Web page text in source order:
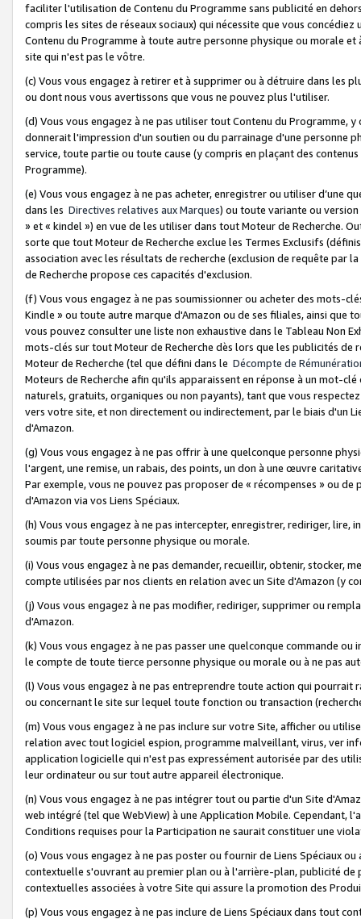
faciliter l'utilisation de Contenu du Programme sans publicité en
compris les sites de réseaux sociaux) qui nécessite que vous
Contenu du Programme à toute autre personne physique ou morale
site qui n'est pas le vôtre.
(c) Vous vous engagez à retirer et à supprimer ou à détruire dans les
ou dont nous vous avertissons que vous ne pouvez plus l'utiliser.
(d) Vous vous engagez à ne pas utiliser tout Contenu du Programme,
donnerait l'impression d'un soutien ou du parrainage d'une personne
service, toute partie ou toute cause (y compris en plaçant des
Programme).
(e) Vous vous engagez à ne pas acheter, enregistrer ou utiliser d’une
dans les Directives relatives aux Marques) ou toute variante ou
» et « kindel ») en vue de les utiliser dans tout Moteur de Recherche.
sorte que tout Moteur de Recherche exclue les Termes Exclusifs
association avec les résultats de recherche (exclusion de requête
de Recherche propose ces capacités d'exclusion.
(f) Vous vous engagez à ne pas soumissionner ou acheter des mots-
Kindle » ou toute autre marque d'Amazon ou de ses filiales, ainsi que
vous pouvez consulter une liste non exhaustive dans le Tableau Non
mots-clés sur tout Moteur de Recherche dès lors que les publicités de
Moteur de Recherche (tel que défini dans le Décompte de
Moteurs de Recherche afin qu'ils apparaissent en réponse à un mot-
naturels, gratuits, organiques ou non payants), tant que vous
vers votre site, et non directement ou indirectement, par le biais d'un
d'Amazon.
(g) Vous vous engagez à ne pas offrir à une quelconque personne
l'argent, une remise, un rabais, des points, un don à une œuvre
Par exemple, vous ne pouvez pas proposer de « récompenses » ou
d'Amazon via vos Liens Spéciaux.
(h) Vous vous engagez à ne pas intercepter, enregistrer, rediriger,
soumis par toute personne physique ou morale.
(i) Vous vous engagez à ne pas demander, recueillir, obtenir, stocker,
compte utilisées par nos clients en relation avec un Site d'Amazon (y
(j) Vous vous engagez à ne pas modifier, rediriger, supprimer ou
d'Amazon.
(k) Vous vous engagez à ne pas passer une quelconque commande
le compte de toute tierce personne physique ou morale ou à ne pas
(l) Vous vous engagez à ne pas entreprendre toute action qui
ou concernant le site sur lequel toute fonction ou transaction
(m) Vous vous engagez à ne pas inclure sur votre Site, afficher ou
relation avec tout logiciel espion, programme malveillant, virus, ver
application logicielle qui n'est pas expressément autorisée par des
leur ordinateur ou sur tout autre appareil électronique.
(n) Vous vous engagez à ne pas intégrer tout ou partie d'un Site
web intégré (tel que WebView) à une Application Mobile. Cependant,
Conditions requises pour la Participation ne saurait constituer une
(o) Vous vous engagez à ne pas poster ou fournir de Liens Spéciaux
contextuelle s'ouvrant au premier plan ou à l'arrière-plan, publicité
contextuelles associées à votre Site qui assure la promotion des
(p) Vous vous engagez à ne pas inclure de Liens Spéciaux dans tout